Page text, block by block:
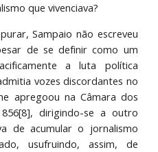
que vivenciava?
Sampaio não escreveu
de se definir como um
a luta política
vozes discordantes no
apregoou na Câmara dos
dirigindo-se a outro
de acumular o jornalismo
usufruindo, assim, de